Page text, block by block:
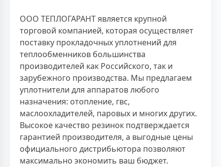
ООО ТЕПЛОГАРАНТ является крупной
торговой компанией, которая осуществляет
поставку прокладочных уплотнений для
теплообменников большинства
производителей как Российского, так и
зарубежного производства. Мы предлагаем
уплотнители для аппаратов любого
назначения: отопление, гвс,
маслоохладителей, паровых и многих других.
Высокое качество резинок подтверждается
гарантией производителя, а выгодные цены
официального дистрибьютора позволяют
максимально экономить ваш бюджет.